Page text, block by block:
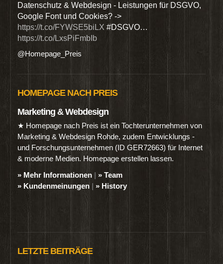
Datenschutz & Webdesign - Leistungen für DSGVO,
Google Font und Cookies? ->
https://t.co/FYWSE5biLX #DSGVO…
https://t.co/LxsPiFmbIb
@Homepage_Preis
HOMEPAGE NACH PREIS
Marketing & Webdesign
★ Homepage nach Preis ist ein Tochterunternehmen von
Marketing & Webdesign Rohde, zudem Entwicklungs -
und Forschungsunternehmen (ID GER72663) für Internet
& moderne Medien. Homepage erstellen lassen.
» Mehr Informationen | » Team
» Kundenmeinungen | » History
LETZTE BEITRÄGE